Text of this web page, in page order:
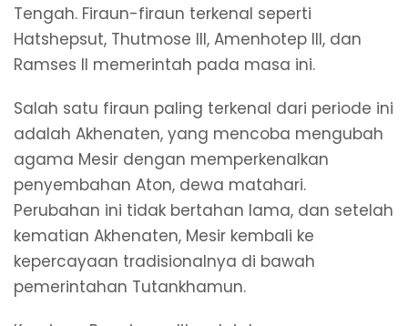
Tengah. Firaun-firaun terkenal seperti
Hatshepsut, Thutmose III, Amenhotep III, dan
Ramses II memerintah pada masa ini.
Salah satu firaun paling terkenal dari periode ini
adalah Akhenaten, yang mencoba mengubah
agama Mesir dengan memperkenalkan
penyembahan Aton, dewa matahari.
Perubahan ini tidak bertahan lama, dan setelah
kematian Akhenaten, Mesir kembali ke
kepercayaan tradisionalnya di bawah
pemerintahan Tutankhamun.